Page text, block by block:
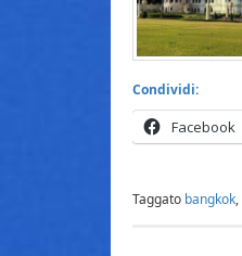
Condividi:
Facebook
Taggato bangkok,